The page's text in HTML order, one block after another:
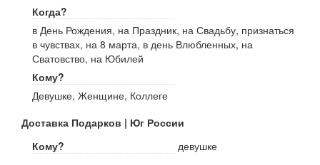
Когда?
в День Рождения, на Праздник, на Свадьбу, признаться
в чувствах, на 8 марта, в день Влюбленных, на
Сватовство, на Юбилей
Кому?
Девушке, Женщине, Коллеге
Доставка Подарков | Юг России
Кому?
девушке